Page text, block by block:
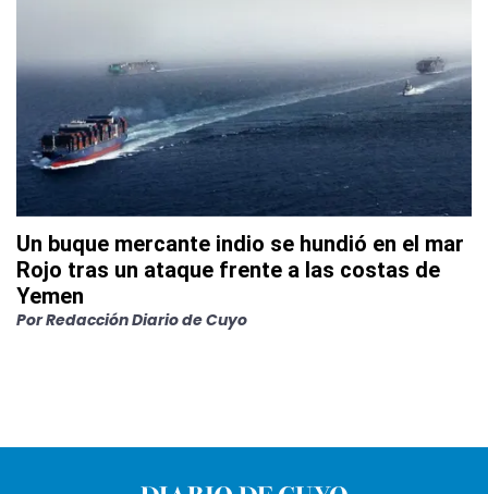
Un buque mercante indio se hundió en el mar
Rojo tras un ataque frente a las costas de
Yemen
PorRedacción Diario de Cuyo